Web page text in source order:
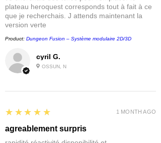
cyril G.
OSSUN, N
plateau heroquest corresponds tout à fait à ce
que je recherchais. J attends maintenant la
version verte
Product: Dungeon Fusion – Système modulaire 2D/3D
5
★★★★★
agreablement surpris
1 MONTH AGO